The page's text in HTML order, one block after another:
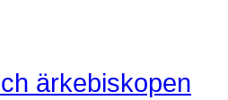
ärkebiskopen